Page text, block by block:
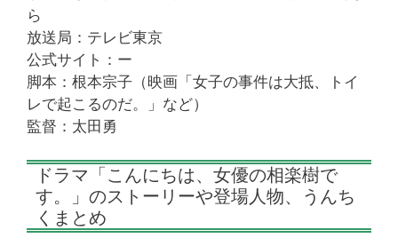
ら
放送局：テレビ東京
公式サイト：ー
脚本：根本宗子（映画「女子の事件は大抵、トイ
レで起こるのだ。」など）
監督：太田勇
ドラマ「こんにちは、女優の相楽樹で
す。」のストーリーや登場人物、うんち
くまとめ